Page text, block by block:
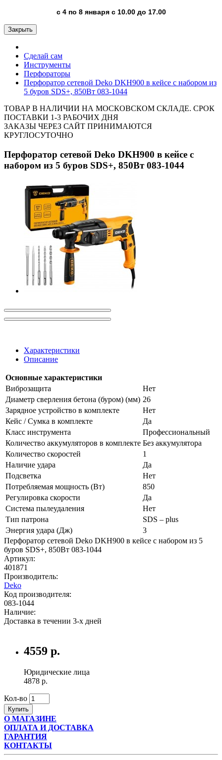
с 4 по 8 января с 10.00 до 17.00
Закрыть
Сделай сам
Инструменты
Перфораторы
Перфоратор сетевой Deko DKH900 в кейсе с набором из
5 буров SDS+, 850Вт 083-1044
ТОВАР В НАЛИЧИИ НА МОСКОВСКОМ СКЛАДЕ. СРОК
ПОСТАВКИ 1-3 РАБОЧИХ ДНЯ
ЗАКАЗЫ ЧЕРЕЗ САЙТ ПРИНИМАЮТСЯ
КРУГЛОСУТОЧНО
Перфоратор сетевой Deko DKH900 в кейсе с
набором из 5 буров SDS+, 850Вт 083-1044
Характеристики
Описание
Основные характеристики
Виброзащита
Нет
Диаметр сверления бетона (буром) (мм) 26
Зарядное устройство в комплекте
Нет
Кейс / Сумка в комплекте
Да
Класс инструмента
Профессиональный
Количество аккумуляторов в комплекте Без аккумулятора
Количество скоростей
1
Наличие удара
Да
Подсветка
Нет
Потребляемая мощность (Вт)
850
Регулировка скорости
Да
Система пылеудаления
Нет
Тип патрона
SDS – plus
Энергия удара (Дж)
3
Перфоратор сетевой Deko DKH900 в кейсе с набором из 5
буров SDS+, 850Вт 083-1044
Артикул:
401871
Производитель:
Deko
Код производителя:
083-1044
Наличие:
Доставка в течении 3-х дней
4559 р.
Юридические лица
4878 р.
Кол-во
Купить
О МАГАЗИНЕ
ОПЛАТА И ДОСТАВКА
ГАРАНТИЯ
КОНТАКТЫ